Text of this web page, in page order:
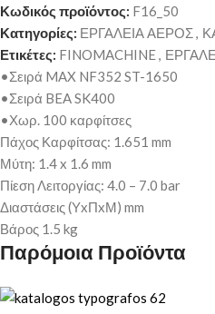
Κωδικός προϊόντος: F16_50
Κατηγορίες: ΕΡΓΑΛΕΙΑ ΑΕΡΟΣ,
Ετικέτες: FINOMACHINE,
•Σειρά MAX NF352 ST-1650
•Σειρά BEA SK400
•Χωρ. 100 καρφίτσες
Πάχος Καρφίτσας: 1.651 mm
Μύτη: 1.4 x 1.6 mm
Πίεση Λειτοργίας: 4.0 – 7.0 bar
Διαστάσεις (ΥxΠxΜ) mm
Βάρος 1.5 kg
Παρόμοια Προϊόντα